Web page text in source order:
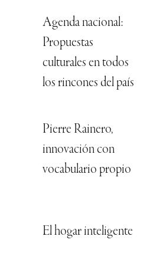
Agenda nacional:
Propuestas
culturales en todos
los rincones del país
Pierre Rainero,
innovación con
vocabulario propio
El hogar inteligente